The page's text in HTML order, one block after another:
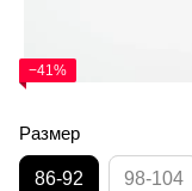
−41%
Размер
86-92 98-104